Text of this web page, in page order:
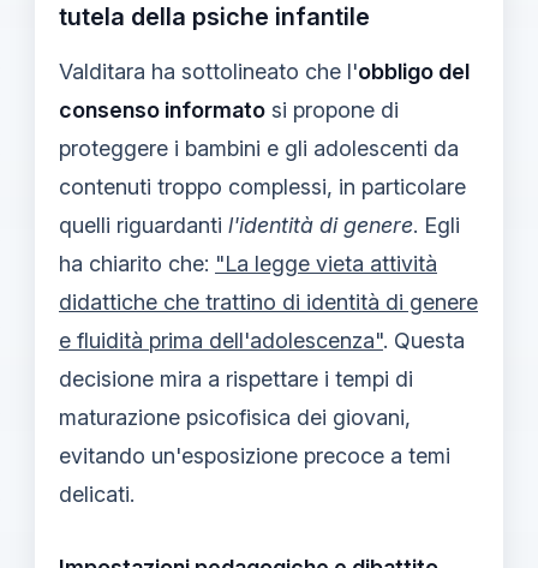
tutela della psiche infantile
Valditara ha sottolineato che l'obbligo del
consenso informato si propone di
proteggere i bambini e gli adolescenti da
contenuti troppo complessi, in particolare
quelli riguardanti l'identità di genere. Egli
ha chiarito che: "La legge vieta attività
didattiche che trattino di identità di genere
e fluidità prima dell'adolescenza". Questa
decisione mira a rispettare i tempi di
maturazione psicofisica dei giovani,
evitando un'esposizione precoce a temi
delicati.